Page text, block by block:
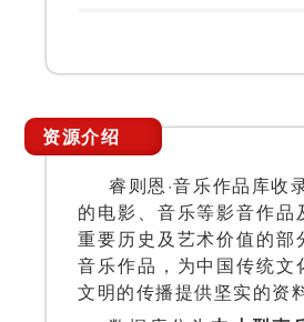
资源介绍
睿则恩·音乐作品库收
的电影、音乐等影音作品
重要历史及艺术价值的部
音乐作品，为中国传统文
文明的传播提供坚实的资